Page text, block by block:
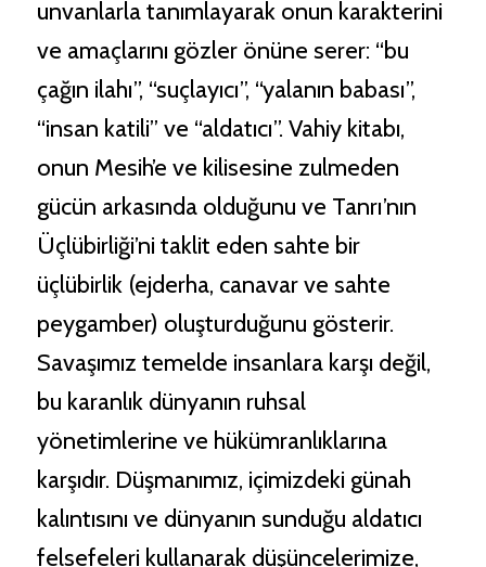
unvanlarla tanımlayarak onun karakterini
ve amaçlarını gözler önüne serer: “bu
çağın ilahı”, “suçlayıcı”, “yalanın babası”,
“insan katili” ve “aldatıcı”. Vahiy kitabı,
onun Mesih’e ve kilisesine zulmeden
gücün arkasında olduğunu ve Tanrı’nın
Üçlübirliği’ni taklit eden sahte bir
üçlübirlik (ejderha, canavar ve sahte
peygamber) oluşturduğunu gösterir.
Savaşımız temelde insanlara karşı değil,
bu karanlık dünyanın ruhsal
yönetimlerine ve hükümranlıklarına
karşıdır. Düşmanımız, içimizdeki günah
kalıntısını ve dünyanın sunduğu aldatıcı
felsefeleri kullanarak düşüncelerimize,